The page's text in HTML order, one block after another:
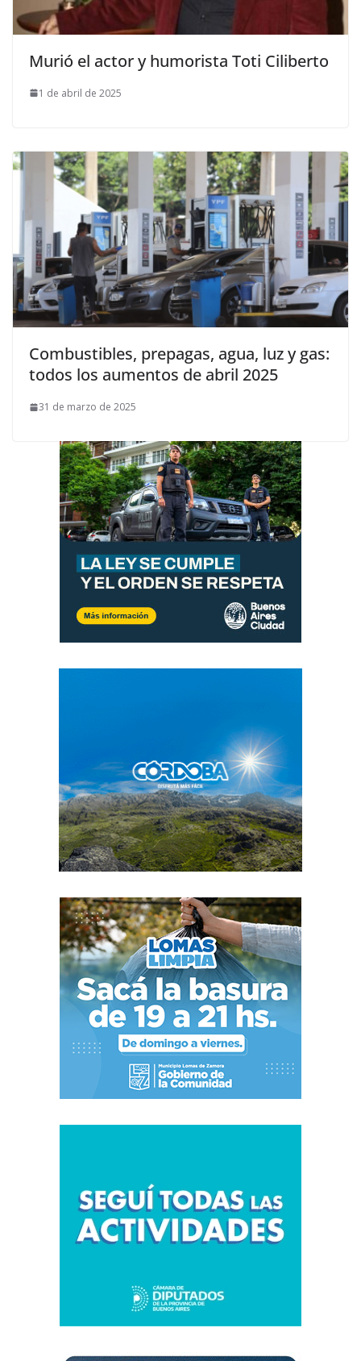
Murió el actor y humorista Toti Ciliberto
1 de abril de 2025
Combustibles, prepagas, agua, luz y gas:
todos los aumentos de abril 2025
31 de marzo de 2025